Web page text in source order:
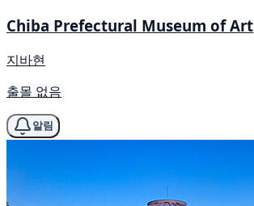
Chiba Prefectural Museum of Art
지바현
출몰 없음
알림